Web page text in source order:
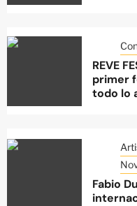
REVE
primer
todo lo
Fabio